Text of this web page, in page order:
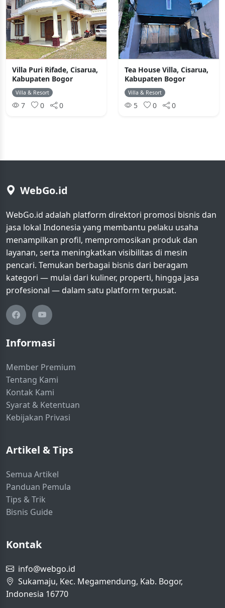
Villa Puri Rifade, Cisarua,
Kabupaten Bogor
Villa & Resort
7 0 0
Tea House Villa, Cisarua,
Kabupaten Bogor
Villa & Resort
5 0 0
WebGo.id
WebGo.id adalah platform direktori promosi bisnis dan
jasa lokal Indonesia yang membantu pelaku usaha
menampilkan profil, mempromosikan produk dan
layanan, serta meningkatkan visibilitas di mesin
pencari. Temukan berbagai bisnis dari beragam
kategori — mulai dari kuliner, properti, hingga jasa
profesional — dalam satu platform terpusat.
Informasi
Member Premium
Tentang Kami
Kontak Kami
Syarat & Ketentuan
Kebijakan Privasi
Artikel & Tips
Semua Artikel
Panduan Pemula
Tips & Trik
Bisnis Guide
Kontak
info@webgo.id
Sukamaju, Kec. Megamendung, Kab. Bogor,
Indonesia 16770